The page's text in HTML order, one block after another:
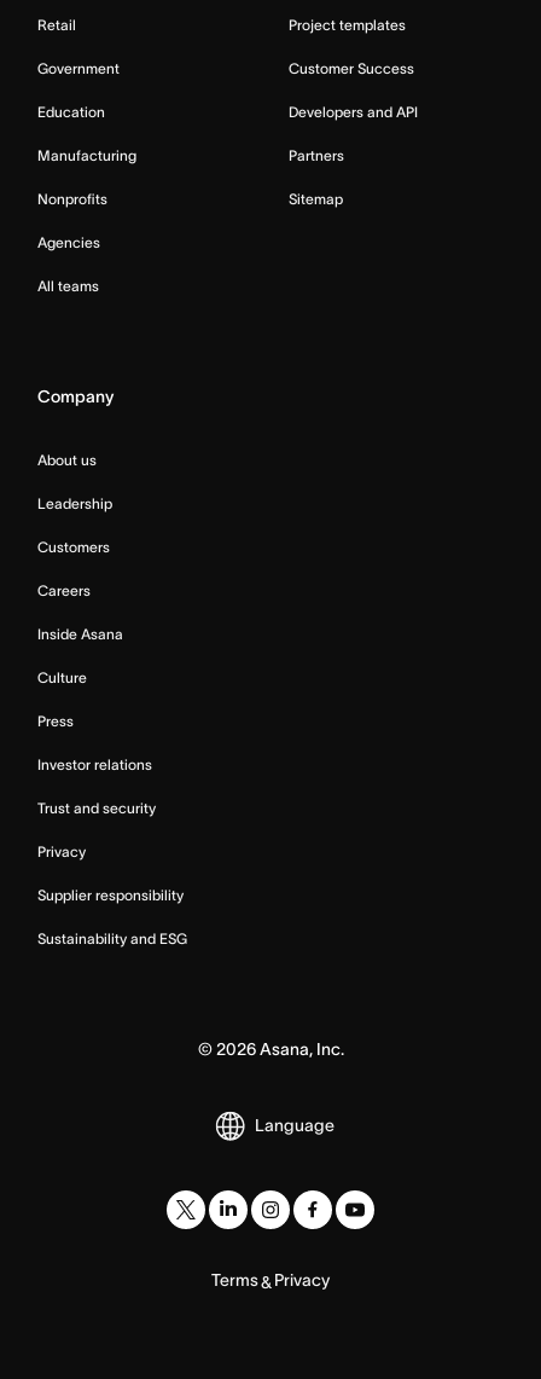
Retail
Government
Education
Manufacturing
Nonprofits
Agencies
All teams
Project templates
Customer Success
Developers and API
Partners
Sitemap
Company
About us
Leadership
Customers
Careers
Inside Asana
Culture
Press
Investor relations
Trust and security
Privacy
Supplier responsibility
Sustainability and ESG
© 2026Asana, Inc.
Language
Terms& Privacy